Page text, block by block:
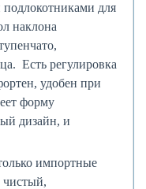
для
наклона
Есть регулировка
удобен при
форму
дизайн, и
импортные
чистый,